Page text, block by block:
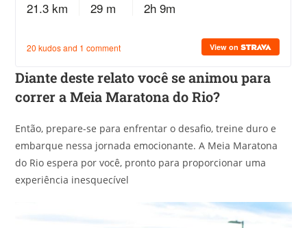
Diante deste relato você se animou para
correr a Meia Maratona do Rio?
Então, prepare-se para enfrentar o desafio, treine duro e
embarque nessa jornada emocionante. A Meia Maratona
do Rio espera por você, pronto para proporcionar uma
experiência inesquecível